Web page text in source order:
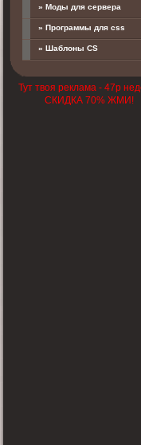
» Моды для сервера
» Программы для css
» Шаблоны CS
Тут твоя реклама - 47р
СКИДКА 70% ЖМИ!